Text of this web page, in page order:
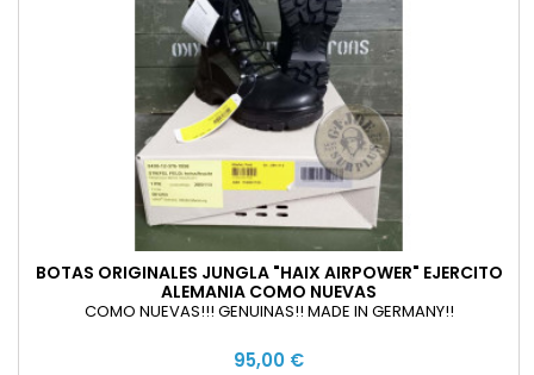
BOTAS ORIGINALES JUNGLA "HAIX AIRPOWER" EJERCITO
ALEMANIA COMO NUEVAS
COMO NUEVAS!!! GENUINAS!! MADE IN GERMANY!!
95,00 €